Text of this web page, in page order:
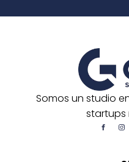
Somos un studio
startups